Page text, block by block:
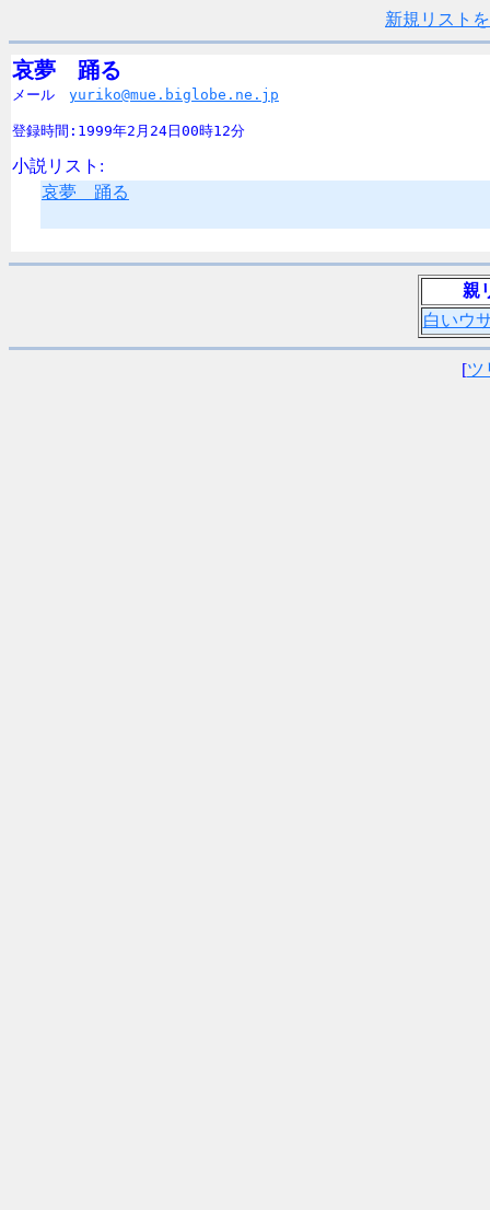
新規リスト
哀夢　踊る
メール yuriko@mue.biglobe.ne.jp
登録時間:1999年2月24日00時12分
小説リスト:
哀夢 踊る
親
白いウ
[ツ